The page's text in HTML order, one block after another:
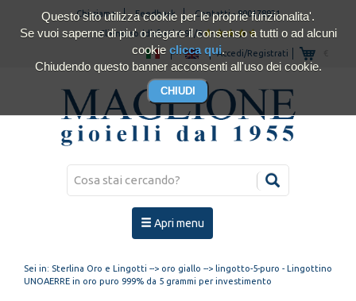
Chi siamo Feedback Contatti-800178921
Clienti soddisfatti 4.93/5
Accedi/Registrati
Apri menu
Sei in: Sterlina Oro e Lingotti --> oro giallo --> lingotto-5-puro - Lingottino
UNOAERRE in oro puro 999% da 5 grammi per investimento
Questo sito utilizza cookie per le proprie funzionalita'.
Se vuoi saperne di piu' o negare il consenso a tutti o ad alcuni
cookie clicca qui.
Chiudendo questo banner acconsenti all'uso dei cookie.